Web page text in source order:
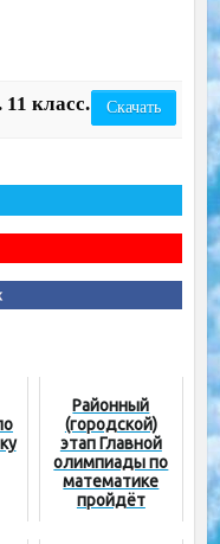
класс. Скачать
Районный
(городской)
этап Главной
олимпиады по
математике
пройдёт